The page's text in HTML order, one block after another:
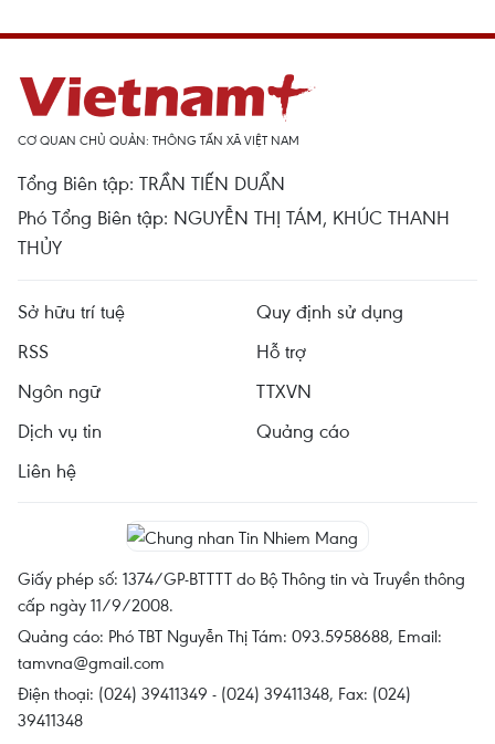
CƠ QUAN CHỦ QUẢN: THÔNG TẤN XÃ VIỆT NAM
Tổng Biên tập: TRẦN TIẾN DUẨN
Phó Tổng Biên tập: NGUYỄN THỊ TÁM, KHÚC THANH
THỦY
Sở hữu trí tuệ
Quy định sử dụng
RSS
Hỗ trợ
Ngôn ngữ
TTXVN
Dịch vụ tin
Quảng cáo
Liên hệ
Giấy phép số: 1374/GP-BTTTT do Bộ Thông tin và Truyền thông
cấp ngày 11/9/2008.
Quảng cáo: Phó TBT Nguyễn Thị Tám: 093.5958688, Email:
tamvna@gmail.com
Điện thoại: (024) 39411349 - (024) 39411348, Fax: (024)
39411348